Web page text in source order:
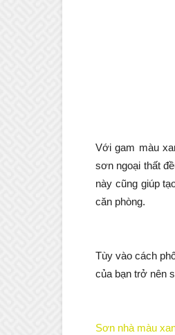
Với gam màu
sơn ngoại thất
này cũng giúp
căn phòng.
Tùy vào cách
của bạn trở nên
Sơn nhà màu